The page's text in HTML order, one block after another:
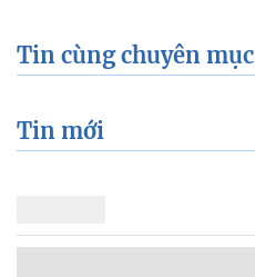
Tin cùng chuyên mục
Tin mới